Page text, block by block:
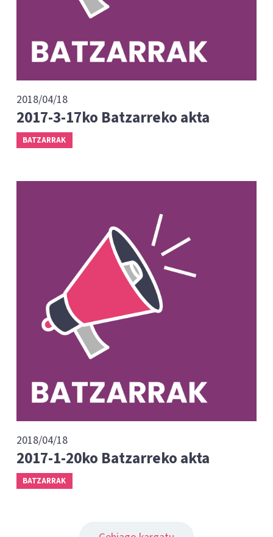
2018/04/18
2017-3-17ko Batzarreko akta
BATZARRAK
2018/04/18
2017-1-20ko Batzarreko akta
BATZARRAK